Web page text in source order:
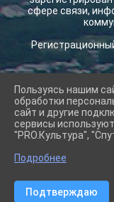
сфере связи,
2026 г.
Вход
Карта сайта
Политика
Сделано на
Пользуясь нашим
обработки
сайт и другие
сервисы используют
"PRO.Культура",
Подробнее
Подтверждаю